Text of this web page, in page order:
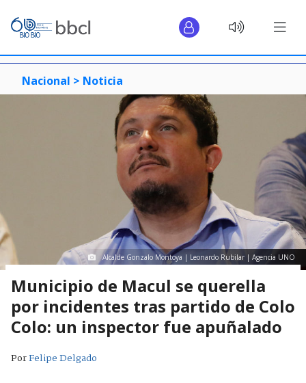
Nacional > Noticia
Alcalde Gonzalo Montoya | Leonardo Rubilar | Agencia UNO
Municipio de Macul se querella
por incidentes tras partido de Colo
Colo: un inspector fue apuñalado
PorFelipe Delgado